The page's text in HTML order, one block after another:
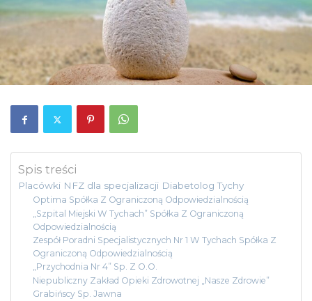
Spis treści
Placówki NFZ dla specjalizacji Diabetolog Tychy
Optima Spółka Z Ograniczoną Odpowiedzialnością
„Szpital Miejski W Tychach” Spółka Z Ograniczoną
Odpowiedzialnością
Zespół Poradni Specjalistycznych Nr 1 W Tychach Spółka Z
Ograniczoną Odpowiedzialnością
„Przychodnia Nr 4” Sp. Z O.O.
Niepubliczny Zakład Opieki Zdrowotnej „Nasze Zdrowie”
Grabińscy Sp. Jawna